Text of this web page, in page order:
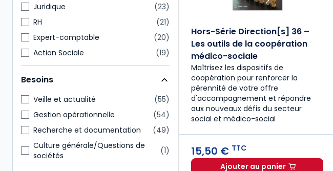
Juridique
23
RH
21
Expert-comptable
20
Action Sociale
19
Commissaire aux comptes
17
Paie
13
Autres
12
Avocat et prof judiciaires
12
Hygiène Sécurité Environnement
10
Direction générale
9
Besoins
Veille et actualité
55
Gestion opérationnelle
54
Recherche et documentation
49
Culture générale/Questions de
sociétés
1
Hors-Série Direction[s] 36 –
Les outils de la coopération
médico-sociale
Maîtrisez les dispositifs de
coopération pour renforcer la
pérennité de votre offre
d'accompagnement et répondre
aux nouveaux défis du secteur
social et médico-social
15,50 € TTC
Ajouter au panier